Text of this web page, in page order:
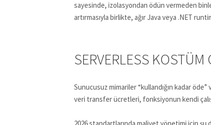
sayesinde, izolasyondan ödün vermeden
artırmasıyla birlikte, ağır Java veya .NET
SERVERLESS
Sunucusuz mimariler “kullandığın kadar
veri transfer ücretleri, fonksiyonun kendi